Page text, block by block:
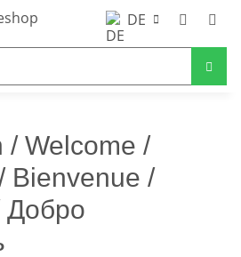
DE
/ Welcome /
Bienvenue /
Добро